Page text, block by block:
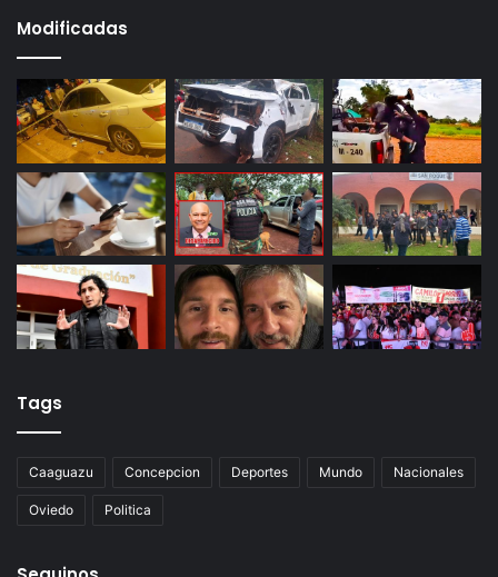
Modificadas
Tags
Caaguazu Concepcion Deportes Mundo Nacionales
Oviedo Politica